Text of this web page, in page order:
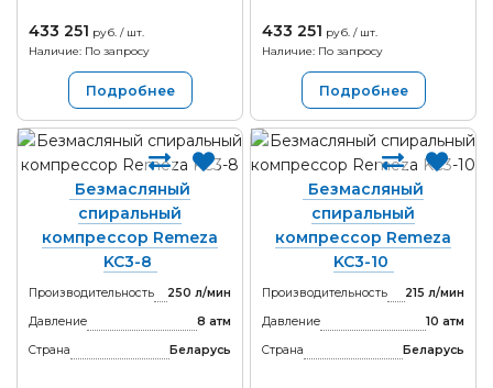
433 251 руб. / шт.
Наличие: По запросу
Подробнее
433 251 руб. / шт.
Наличие: По запросу
Подробнее
Безмасляный
спиральный
компрессор Remeza
KC3-8
Производительность
250 л/мин
Давление
8 атм
Страна
Беларусь
Безмасляный
спиральный
компрессор Remeza
KC3-10
Производительность
215 л/мин
Давление
10 атм
Страна
Беларусь